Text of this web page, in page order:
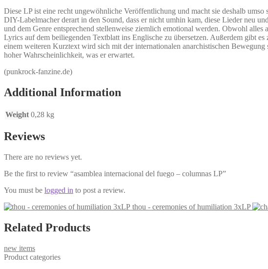
Diese LP ist eine recht ungewöhnliche Veröffentlichung und macht sie deshalb
DIY-Labelmacher derart in den Sound, dass er nicht umhin kam, diese Lieder neu
und dem Genre entsprechend stellenweise ziemlich emotional werden. Obwohl
Lyrics auf dem beiliegenden Textblatt ins Englische zu übersetzen. Außerdem gibt
einem weiteren Kurztext wird sich mit der internationalen anarchistischen
hoher Wahrscheinlichkeit, was er erwartet.
(punkrock-fanzine.de)
Additional Information
Weight 0,28 kg
Reviews
There are no reviews yet.
Be the first to review “asamblea internacional del fuego – columnas LP”
You must be logged in to post a review.
thou - ceremonies of humiliation 3xLP
Related Products
new items
Product categories